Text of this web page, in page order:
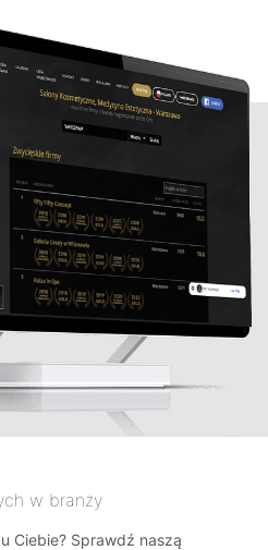
w branży
Ciebie? Sprawdź naszą